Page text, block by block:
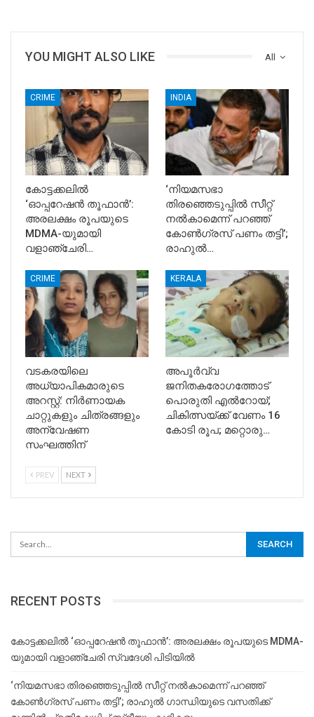
All
YOU MIGHT ALSO LIKE
CRIME
കോട്ടക്കലിൽ
‘ഓപ്പറേഷൻ തൂഫാൻ’:
അരലക്ഷം രൂപയുടെ
MDMA-യുമായി
വളാഞ്ചേരി…
INDIA
‘നിയമസഭാ
തിരഞ്ഞെടുപ്പിൽ സീറ്റ്
നൽകാമെന്ന് പറഞ്ഞ്
കോൺഗ്രസ് പണം തട്ടി’;
രാഹുൽ…
CRIME
വടകരയിലെ
അധ്യാപികമാരുടെ
അറസ്റ്റ്: നിർണായക
ചാറ്റുകളും ചിത്രങ്ങളും
അന്വേഷണ
സംഘത്തിന്
KERALA
അപൂര്‍വ്വ
ജനിതകരോഗത്തോട്
പൊരുതി എല്‍റോയ്;
ചികിത്സയ്ക്ക് വേണം 16
കോടി രൂപ; മറ്റൊരു…
PREV NEXT
RECENT POSTS
കോട്ടക്കലിൽ ‘ഓപ്പറേഷൻ തൂഫാൻ’: അരലക്ഷം രൂപയുടെ MDMA-
യുമായി വളാഞ്ചേരി സ്വദേശി പിടിയിൽ
‘നിയമസഭാ തിരഞ്ഞെടുപ്പിൽ സീറ്റ് നൽകാമെന്ന് പറഞ്ഞ്
കോൺഗ്രസ് പണം തട്ടി’; രാഹുൽ ഗാന്ധിയുടെ വസതിക്ക്